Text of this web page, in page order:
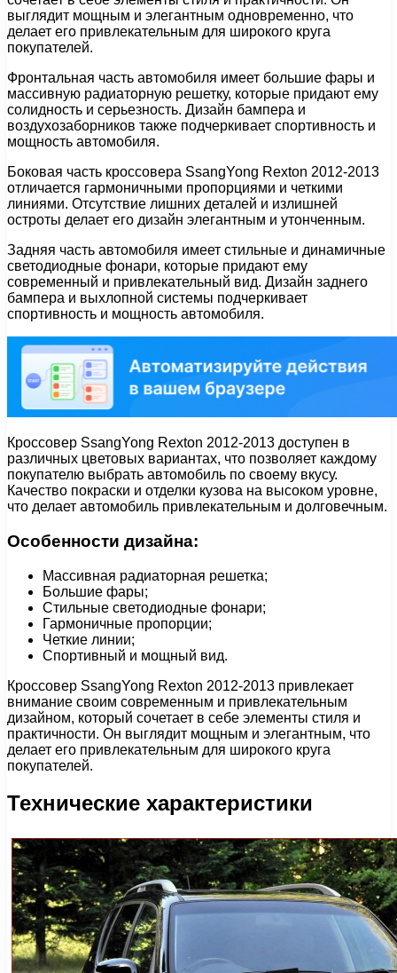
выглядит мощным и элегантным одновременно, что
делает его привлекательным для широкого круга
покупателей.
Фронтальная часть автомобиля имеет большие фары и
массивную радиаторную решетку, которые придают ему
солидность и серьезность. Дизайн бампера и
воздухозаборников также подчеркивает спортивность и
мощность автомобиля.
Боковая часть кроссовера SsangYong Rexton 2012-2013
отличается гармоничными пропорциями и четкими
линиями. Отсутствие лишних деталей и излишней
остроты делает его дизайн элегантным и утонченным.
Задняя часть автомобиля имеет стильные и динамичные
светодиодные фонари, которые придают ему
современный и привлекательный вид. Дизайн заднего
бампера и выхлопной системы подчеркивает
спортивность и мощность автомобиля.
Кроссовер SsangYong Rexton 2012-2013 доступен в
различных цветовых вариантах, что позволяет каждому
покупателю выбрать автомобиль по своему вкусу.
Качество покраски и отделки кузова на высоком уровне,
что делает автомобиль привлекательным и долговечным.
Особенности дизайна:
Массивная радиаторная решетка;
Большие фары;
Стильные светодиодные фонари;
Гармоничные пропорции;
Четкие линии;
Спортивный и мощный вид.
Кроссовер SsangYong Rexton 2012-2013 привлекает
внимание своим современным и привлекательным
дизайном, который сочетает в себе элементы стиля и
практичности. Он выглядит мощным и элегантным, что
делает его привлекательным для широкого круга
покупателей.
Технические характеристики